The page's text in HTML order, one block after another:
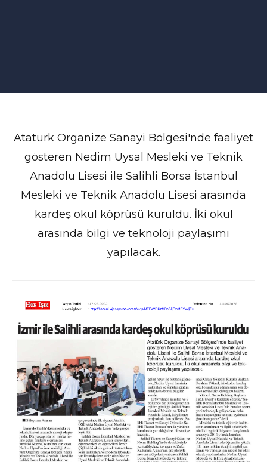
Atatürk Organize Sanayi Bölgesi'nde faaliyet
gösteren Nedim Uysal Mesleki ve Teknik
Anadolu Lisesi ile Salihli Borsa İstanbul
Mesleki ve Teknik Anadolu Lisesi arasında
kardeş okul köprüsü kuruldu. İki okul
arasında bilgi ve teknoloji paylaşımı
yapılacak.